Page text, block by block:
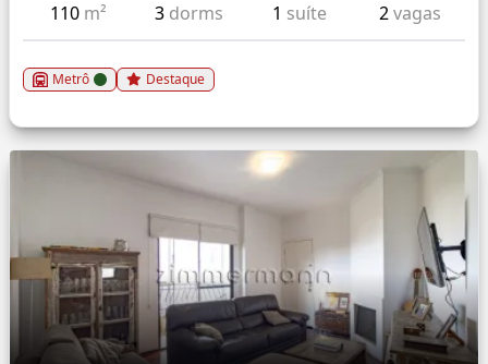
110 m² 3 dorms 1 suíte 2vagas
Metrô Destaque